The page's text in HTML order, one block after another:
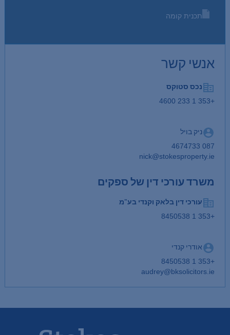
תכנית קומה
אנשי קשר
נכס סטוקס
+353 1 233 4600
ניק בויל
087 4674733
nick@stokesproperty.ie
משרד עורכי דין של ספקים
עורכי דין בלאק וקנדי בע"מ
+353 1 8450538
אודרי קנדי
+353 1 8450538
audrey@bksolicitors.ie